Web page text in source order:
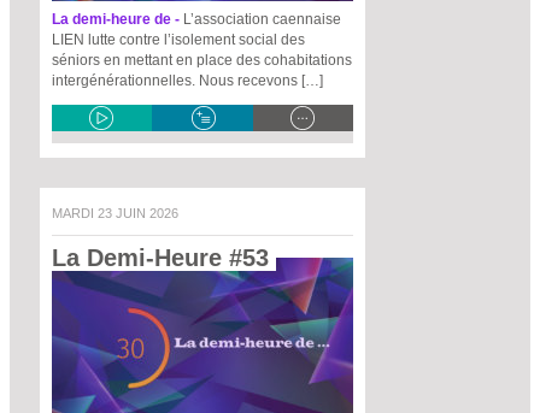
La demi-heure de - L’association caennaise
LIEN lutte contre l’isolement social des
séniors en mettant en place des cohabitations
intergénérationnelles. Nous recevons […]
MARDI 23 JUIN 2026
La Demi-Heure #53